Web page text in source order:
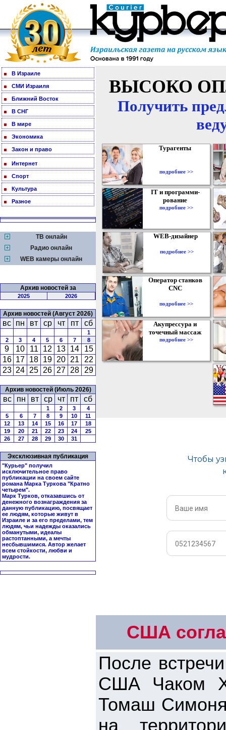
В Израиле
СМИ Израиля
Ближний Восток
В СНГ
В мире
Экономика
Закон и право
Интернет
Спорт
Культура
Разное
ТВ онлайн
Радио онлайн
WEB камеры онлайн
Архив новостей за
2025 2026
Архив новостей (Август 2026)
вс пн вт ср чт пт сб
1
2
3 4 5 6 7 8
9 10 11 12 13 14
15
16 17 18 19 20 21
22
23 24 25 26 27 28 29
Архив новостей (Июль 2026)
вс пн вт ср чт пт сб
1 2 3
4
5
6 7 8 9 10
11
12
13 14 15 16 17
18
19
20 21 22 23 24
25
26
27 28 29 30 31
Эксклюзивная публикация
"Курьер" получил
исключительное право
публикации на своем сайте
романа Марка Туркова "Кратно
четырем".
Марк Турков, отказавшись от
денежного вознаграждения за
данную публикацию, посвящает
ее людям, которые живут в
Израиле и за его пределами, тем
людям, чьи надежды оказались
обманутыми, идеалы
растоптанными, а мечты
несбывшимися. Автор желает
всем стойкости, любви и
мудрости.
ВЫСОКО
Получить
Турагенты
подробнее >>
IT и программи-
рование
подробнее >>
WEB-дизайнер
подробнее >>
Оператор станков
CNC
подробнее >>
Акупрессура и
точечный массаж
подробнее >>
США
После
США Чаком
Томаш
на